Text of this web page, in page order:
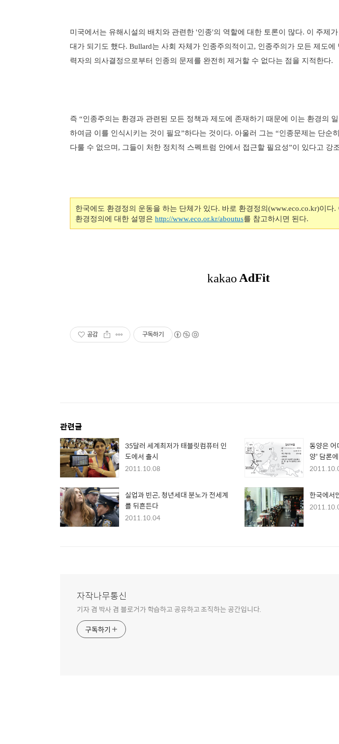
미국에서는 유해시설의 배치와 관련한 '인종'의 역할에 대한 토론이 많다. 이 주제
대가 되기도 했다. Bullard는 사회 자체가 인종주의적이고, 인종주의가 모든 제도에
력자의 의사결정으로부터 인종의 문제를 완전히 제거할 수 없다는 점을 지적한다.
즉 “인종주의는 환경과 관련된 모든 정책과 제도에 존재하기 때문에 이는 환경의
하여금 이를 인식시키는 것이 필요”하다는 것이다. 아울러 그는 “인종문제는 단순
다룰 수 없으며, 그들이 처한 정치적 스펙트럼 안에서 접근할 필요성”이 있다고 강
한국에도 환경정의 운동을 하는 단체가 있다. 바로 환경정의(www.eco.co.kr)이다.
환경정의에 대한 설명은 http://www.eco.or.kr/aboutus를 참고하시면 된다.
공감 구독하기
관련글
35달러 세계최저가 태블릿컴퓨터 인
도에서 출시
2011.10.08
동양은 어
양' 담론
실업과 빈곤, 청년세대 분노가 전세계
를 뒤흔든다
2011.10.04
한국에서
자작나무통신
기자 겸 박사 겸 블로거가 학습하고 공유하고 조직하는 공간입니다.
구독하기